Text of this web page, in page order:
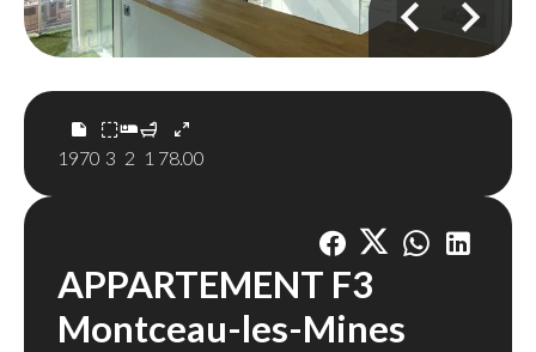
1970 3 2 1 78.00
APPARTEMENT F3
Montceau-les-Mines